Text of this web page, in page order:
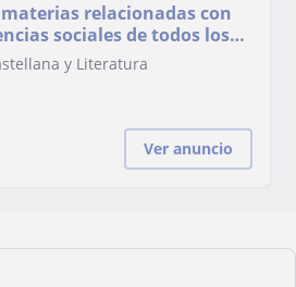
materias relacionadas con
sociales de todos los
en academia
y Literatura
Ver anuncio